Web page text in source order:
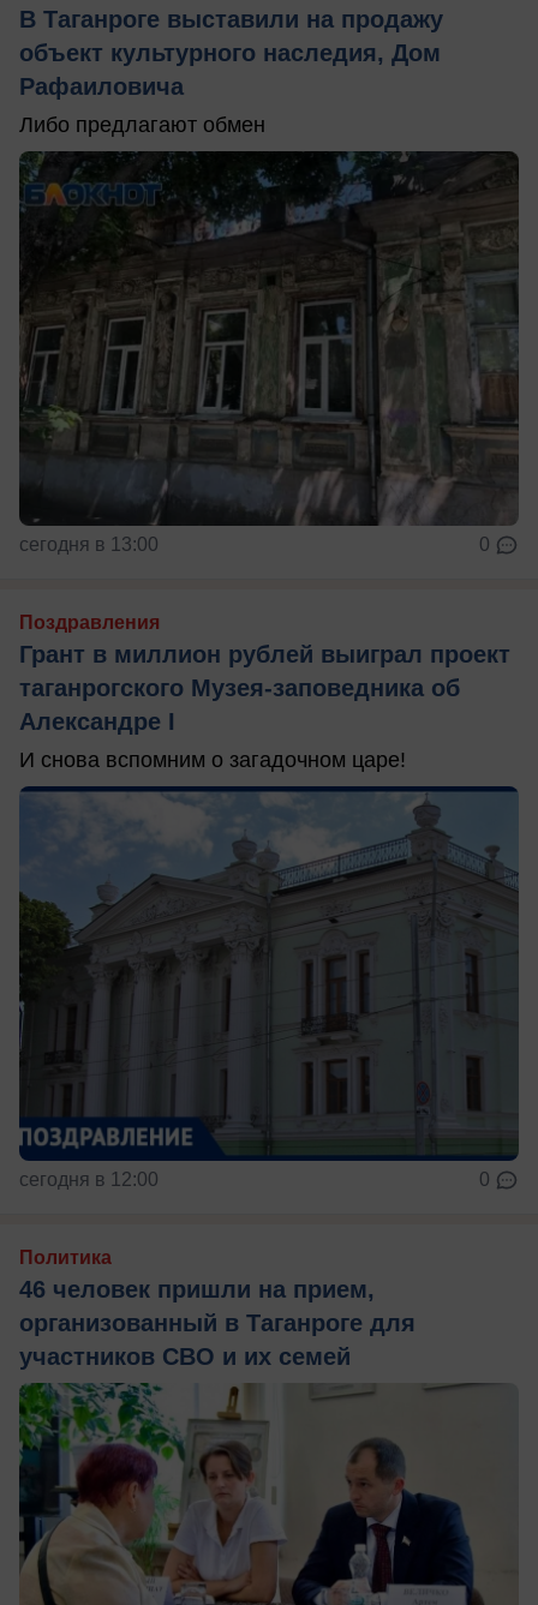
В Таганроге выставили на продажу
объект культурного наследия, Дом
Рафаиловича
Либо предлагают обмен
сегодня в 13:00 0
Поздравления
Грант в миллион рублей выиграл проект
таганрогского Музея-заповедника об
Александре I
И снова вспомним о загадочном царе!
сегодня в 12:00 0
Политика
46 человек пришли на прием,
организованный в Таганроге для
участников СВО и их семей